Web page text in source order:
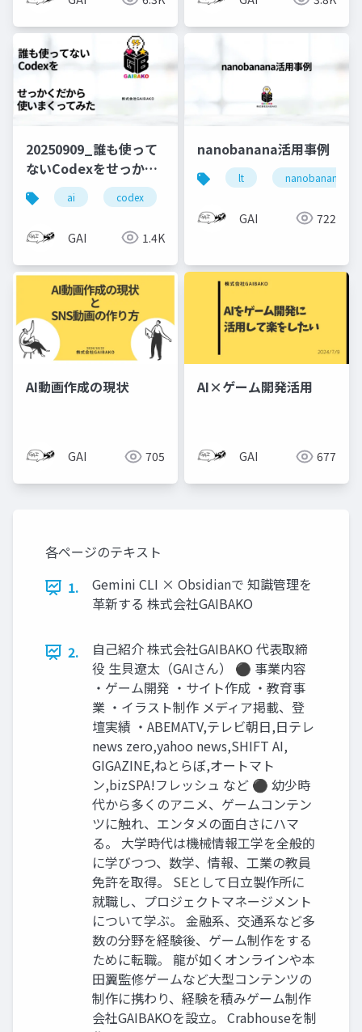
20250909_誰も使って
ないCodexをせっかく
だから使いまくってみ
た
ai codex
GAI 1.4K
nanobanana活用事例
lt nanobanana
GAI 722
AI動画作成の現状
GAI 705
AI×ゲーム開発活用
GAI 677
各ページのテキスト
1.
Gemini CLI × Obsidianで 知識管理を
革新する 株式会社GAIBAKO
2.
自己紹介 株式会社GAIBAKO 代表取締
役 生貝遼太（GAIさん） ⚫︎ 事業内容
・ゲーム開発 ・サイト作成 ・教育事
業 ・イラスト制作 メディア掲載、登
壇実績 ・ABEMATV,テレビ朝日,日テレ
news zero,yahoo news,SHIFT AI,
GIGAZINE,ねとらぼ,オートマト
ン,bizSPA!フレッシュ など ⚫︎ 幼少時
代から多くのアニメ、ゲームコンテン
ツに触れ、エンタメの面白さにハマ
る。 大学時代は機械情報工学を全般的
に学びつつ、数学、情報、工業の教員
免許を取得。 SEとして日立製作所に
就職し、プロジェクトマネージメント
について学ぶ。 金融系、交通系など多
数の分野を経験後、ゲーム制作をする
ために転職。 龍が如くオンラインや本
田翼監修ゲームなど大型コンテンツの
制作に携わり、経験を積みゲーム制作
会社GAIBAKOを設立。 Crabhouseを制